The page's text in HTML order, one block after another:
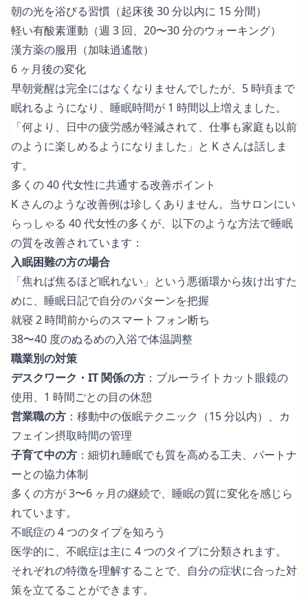
朝の光を浴びる習慣（起床後 30 分以内に 15 分間）
軽い有酸素運動（週 3 回、20〜30 分のウォーキング）
漢方薬の服用（加味逍遙散）
6 ヶ月後の変化
早朝覚醒は完全にはなくなりませんでしたが、5 時頃まで
眠れるようになり、睡眠時間が 1 時間以上増えました。
「何より、日中の疲労感が軽減されて、仕事も家庭も以前
のように楽しめるようになりました」と K さんは話しま
す。
多くの 40 代女性に共通する改善ポイント
K さんのような改善例は珍しくありません。当サロンにい
らっしゃる 40 代女性の多くが、以下のような方法で睡眠
の質を改善されています：
入眠困難の方の場合
「焦れば焦るほど眠れない」という悪循環から抜け出すた
めに、睡眠日記で自分のパターンを把握
就寝 2 時間前からのスマートフォン断ち
38〜40 度のぬるめの入浴で体温調整
職業別の対策
デスクワーク・IT 関係の方 ：ブルーライトカット眼鏡の
使用、1 時間ごとの目の休憩
営業職の方 ：移動中の仮眠テクニック（15 分以内）、カ
フェイン摂取時間の管理
子育て中の方 ：細切れ睡眠でも質を高める工夫、パートナ
ーとの協力体制
多くの方が 3〜6 ヶ月の継続で、睡眠の質に変化を感じら
れています。
不眠症の 4 つのタイプを知ろう
医学的に、不眠症は主に 4 つのタイプに分類されます。
それぞれの特徴を理解することで、自分の症状に合った対
策を立てることができます。